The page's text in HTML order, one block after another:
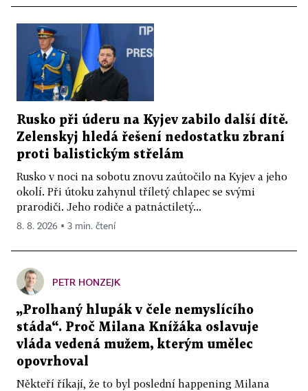
Rusko při úderu na Kyjev zabilo další dítě.
Zelenskyj hledá řešení nedostatku zbraní
proti balistickým střelám
Rusko v noci na sobotu znovu zaútočilo na Kyjev a jeho
okolí. Při útoku zahynul tříletý chlapec se svými
prarodiči. Jeho rodiče a patnáctiletý...
8. 8. 2026 ▪ 3 min. čtení
PETR HONZEJK
„Prolhaný hlupák v čele nemyslícího
stáda“. Proč Milana Knížáka oslavuje
vláda vedená mužem, kterým umělec
opovrhoval
Někteří říkají, že to byl poslední happening Milana